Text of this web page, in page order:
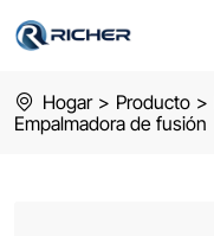
ai9
fusion
Hogar > Producto >
Empalmadora de fusión